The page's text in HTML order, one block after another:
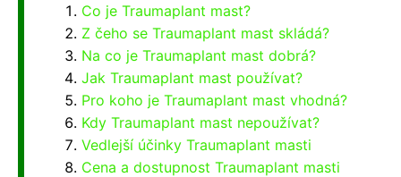
Co je Traumaplant mast?
Z čeho se Traumaplant mast skládá?
Na co je Traumaplant mast dobrá?
Jak Traumaplant mast používat?
Pro koho je Traumaplant mast vhodná?
Kdy Traumaplant mast nepoužívat?
Vedlejší účinky Traumaplant masti
Cena a dostupnost Traumaplant masti